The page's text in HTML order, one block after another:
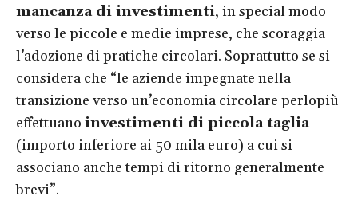
mancanza di investimenti, in special modo
verso le piccole e medie imprese, che scoraggia
l’adozione di pratiche circolari. Soprattutto se si
considera che “le aziende impegnate nella
transizione verso un’economia circolare perlopiù
effettuano investimenti di piccola taglia
(importo inferiore ai 50 mila euro) a cui si
associano anche tempi di ritorno generalmente
brevi”.